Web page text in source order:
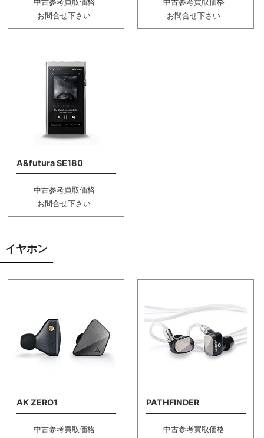
中古参考買取価格
お問合せ下さい
中古参考買取価格
お問合せ下さい
A&futura SE180
中古参考買取価格
お問合せ下さい
イヤホン
AK ZERO1
中古参考買取価格
PATHFINDER
中古参考買取価格